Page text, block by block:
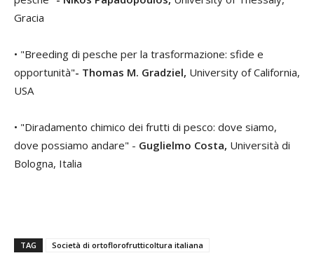
Gracia
• "Breeding di pesche per la trasformazione: sfide e
opportunità"- Thomas M. Gradziel, University of California,
USA
• "Diradamento chimico dei frutti di pesco: dove siamo,
dove possiamo andare" - Guglielmo Costa, Università di
Bologna, Italia
TAG Società di ortoflorofrutticoltura italiana